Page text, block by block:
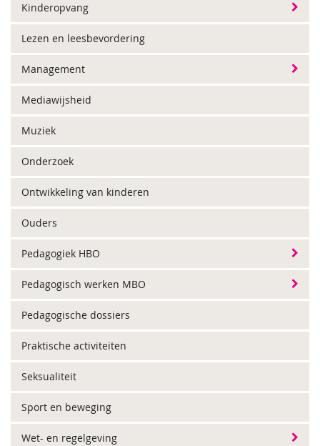
Kinderopvang
Lezen en leesbevordering
Management
Mediawijsheid
Muziek
Onderzoek
Ontwikkeling van kinderen
Ouders
Pedagogiek HBO
Pedagogisch werken MBO
Pedagogische dossiers
Praktische activiteiten
Seksualiteit
Sport en beweging
Wet- en regelgeving